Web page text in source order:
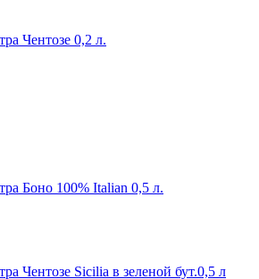
Чентозе 0,2 л.
Боно 100% Italian 0,5 л.
Чентозе Sicilia в зеленой бут.0,5 л